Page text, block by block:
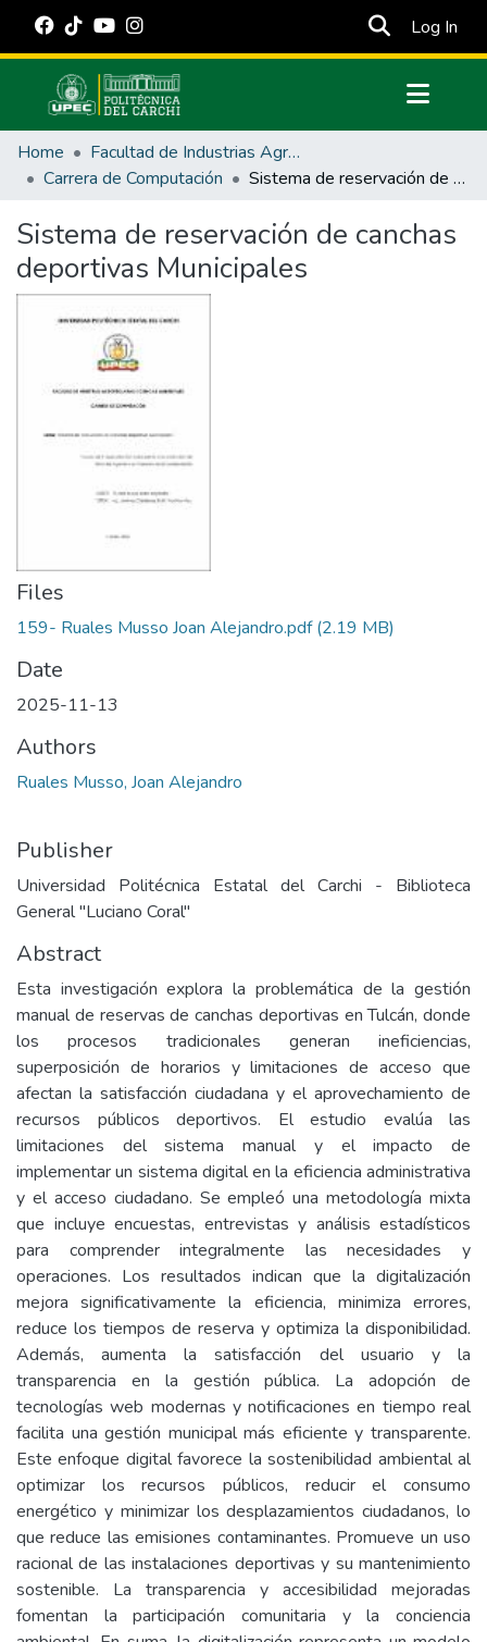
Log In
Communities & Collections
All of DSpace
Estadísticas Externas
Manuales
Home
Facultad de Industrias Agropecuarias y Ciencias Ambientales
Carrera de Computación
Sistema de reservación de canchas deportivas Municipales
Sistema de reservación de canchas
deportivas Municipales
Files
159- Ruales Musso Joan Alejandro.pdf(2.19 MB)
Date
2025-11-13
Authors
Ruales Musso, Joan Alejandro
Publisher
Universidad Politécnica Estatal del Carchi - Biblioteca
General "Luciano Coral"
Abstract
Esta investigación explora la problemática de la gestión
manual de reservas de canchas deportivas en Tulcán, donde
los procesos tradicionales generan ineficiencias,
superposición de horarios y limitaciones de acceso que
afectan la satisfacción ciudadana y el aprovechamiento de
recursos públicos deportivos. El estudio evalúa las
limitaciones del sistema manual y el impacto de
implementar un sistema digital en la eficiencia administrativa
y el acceso ciudadano. Se empleó una metodología mixta
que incluye encuestas, entrevistas y análisis estadísticos
para comprender integralmente las necesidades y
operaciones. Los resultados indican que la digitalización
mejora significativamente la eficiencia, minimiza errores,
reduce los tiempos de reserva y optimiza la disponibilidad.
Además, aumenta la satisfacción del usuario y la
transparencia en la gestión pública. La adopción de
tecnologías web modernas y notificaciones en tiempo real
facilita una gestión municipal más eficiente y transparente.
Este enfoque digital favorece la sostenibilidad ambiental al
optimizar los recursos públicos, reducir el consumo
energético y minimizar los desplazamientos ciudadanos, lo
que reduce las emisiones contaminantes. Promueve un uso
racional de las instalaciones deportivas y su mantenimiento
sostenible. La transparencia y accesibilidad mejoradas
fomentan la participación comunitaria y la conciencia